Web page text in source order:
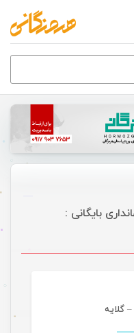
بایگانی :
گلایه